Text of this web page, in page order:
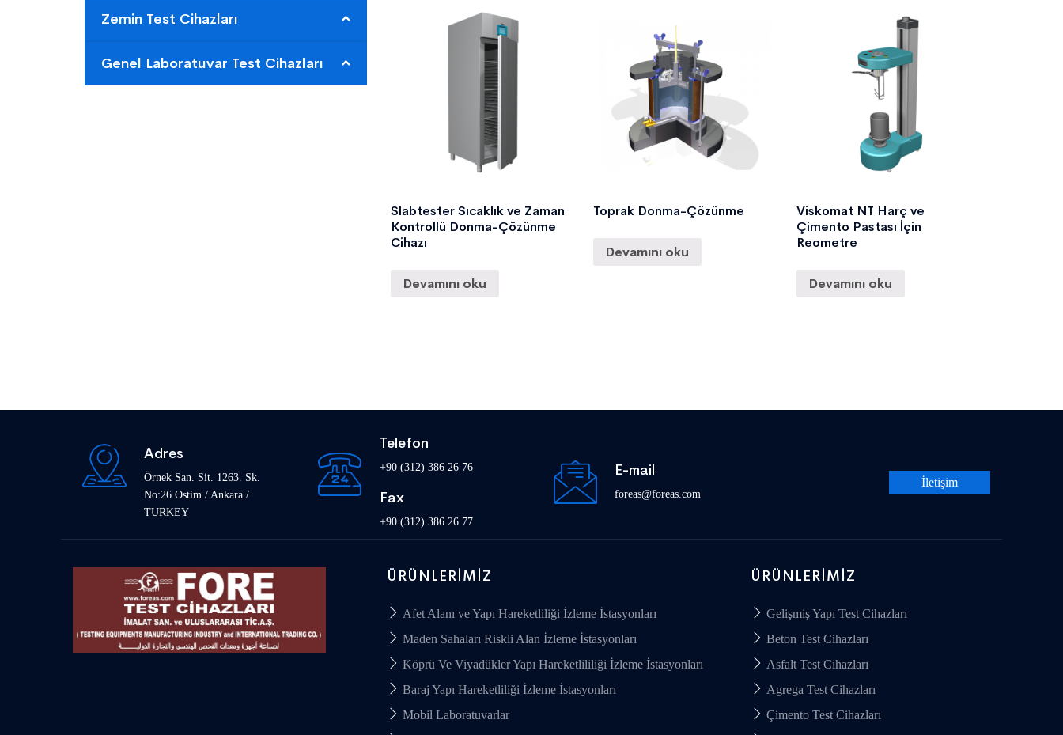
Zemin Test Cihazları
Genel Laboratuvar Test Cihazları
Slabtester Sıcaklık ve Zaman
Kontrollü Donma-Çözünme
Cihazı
Devamını oku
Toprak Donma-Çözünme
Devamını oku
Viskomat NT Harç ve
Çimento Pastası İçin
Reometre
Devamını oku
Adres
Örnek San. Sit. 1263. Sk.
No:26 Ostim / Ankara /
TURKEY
Telefon
+90 (312) 386 26 76
Fax
+90 (312) 386 26 77
E-mail
foreas@foreas.com
İletişim
ÜRÜNLERIMIZ
Afet Alanı ve Yapı Hareketliliği İzleme İstasyonları
Maden Sahaları Riskli Alan İzleme İstasyonları
Köprü Ve Viyadükler Yapı Hareketlililiği İzleme İstasyonları
Baraj Yapı Hareketliliği İzleme İstasyonları
Mobil Laboratuvarlar
ÜRÜNLERIMIZ
Gelişmiş Yapı Test Cihazları
Beton Test Cihazları
Asfalt Test Cihazları
Agrega Test Cihazları
Çimento Test Cihazları